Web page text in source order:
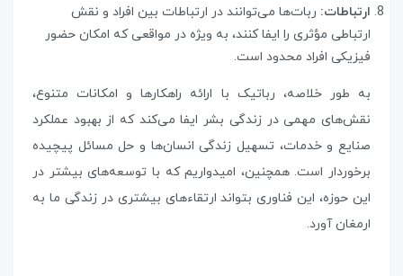
ارتباطات: ربات‌ها می‌توانند در ارتباطات بین افراد و نقش
ارتباطی مؤثری را ایفا کنند، به ویژه در مواقعی که امکان حضور
فیزیکی افراد محدود است.
به طور خلاصه، رباتیک با ارائه راهکارها و امکانات متنوع،
نقش‌های مهمی در زندگی بشر ایفا می‌کند که از بهبود عملکرد
صنایع و خدمات، تسهیل زندگی انسان‌ها و حل مسائل پیچیده
برخوردار است. همچنین، امیدواریم که با توسعه‌های بیشتر در
این حوزه، این فناوری بتواند ارتقاء‌های بیشتری در زندگی ما به
ارمغان آورد.